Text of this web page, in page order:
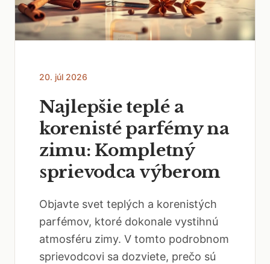
20. júl 2026
Najlepšie teplé a
korenisté parfémy na
zimu: Kompletný
sprievodca výberom
Objavte svet teplých a korenistých
parfémov, ktoré dokonale vystihnú
atmosféru zimy. V tomto podrobnom
sprievodcovi sa dozviete, prečo sú